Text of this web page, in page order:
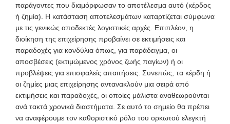
παράγοντες που διαμόρφωσαν το αποτέλεσμα αυτό (κέρδος
ή ζημία). Η κατάσταση αποτελεσμάτων καταρτίζεται σύμφωνα
με τις γενικώς αποδεκτές λογιστικές αρχές. Επιπλέον, η
διοίκηση της επιχείρησης προβαίνει σε εκτιμήσεις και
παραδοχές για κονδύλια όπως, για παράδειγμα, οι
αποσβέσεις (εκτιμώμενος χρόνος ζωής παγίων) ή οι
προβλέψεις για επισφαλείς απαιτήσεις. Συνεπώς, τα κέρδη ή
οι ζημίες μιας επιχείρησης αντανακλούν μια σειρά από
εκτιμήσεις και παραδοχές, οι οποίες μάλιστα αναθεωρούνται
ανά τακτά χρονικά διαστήματα. Σε αυτό το σημείο θα πρέπει
να αναφέρουμε τον καθοριστικό ρόλο του ορκωτού ελεγκτή